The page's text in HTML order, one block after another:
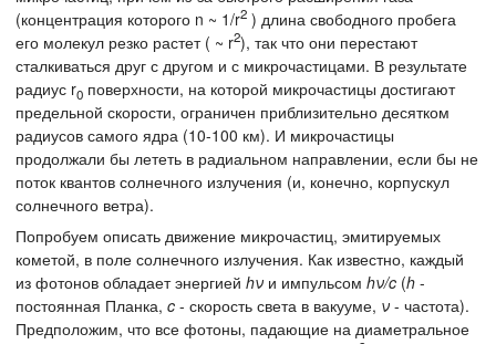
(концентрация которого n ~ 1/r2 ) длина свободного пробега
его молекул резко растет ( ~ r2), так что они перестают
сталкиваться друг с другом и с микрочастицами. В результате
радиус r0 поверхности, на которой микрочастицы достигают
предельной скорости, ограничен приблизительно десятком
радиусов самого ядра (10-100 км). И микрочастицы
продолжали бы лететь в радиальном направлении, если бы не
поток квантов солнечного излучения (и, конечно, корпускул
солнечного ветра).
Попробуем описать движение микрочастиц, эмитируемых
кометой, в поле солнечного излучения. Как известно, каждый
из фотонов обладает энергией hν и импульсом hν/c (h -
постоянная Планка, c - скорость света в вакууме, ν - частота).
Предположим, что все фотоны, падающие на диаметральное